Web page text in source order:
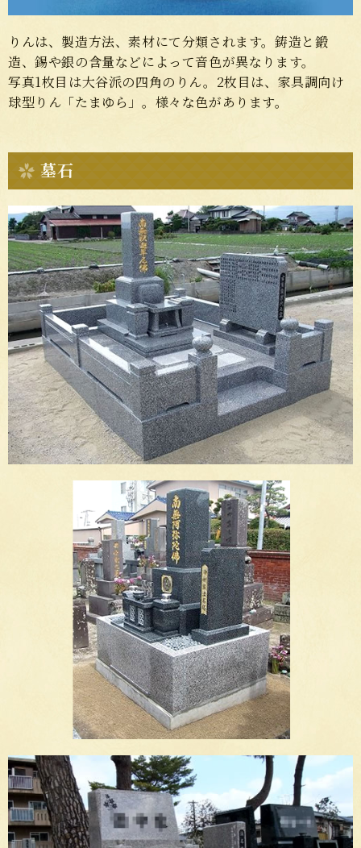
りんは、製造方法、素材にて分類されます。鋳造と鍛
造、錫や銀の含量などによって音色が異なります。
写真1枚目は大谷派の四角のりん。2枚目は、家具調向け
球型りん「たまゆら」。様々な色があります。
墓石